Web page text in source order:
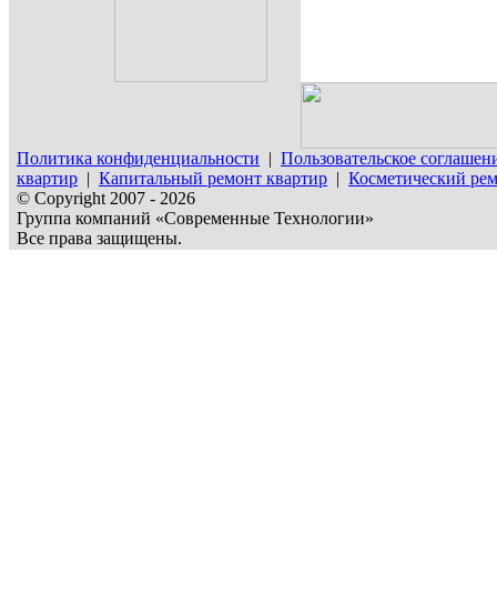
Политика конфиденциальности | Пользовательское
квартир | Капитальный ремонт квартир | Косметический
© Copyright 2007 - 2026
Группа компаний «Современные Технологии»
Все права защищены.